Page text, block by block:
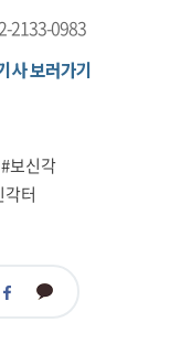
2133-0983
사 보러가기
#보신각
터
페 카